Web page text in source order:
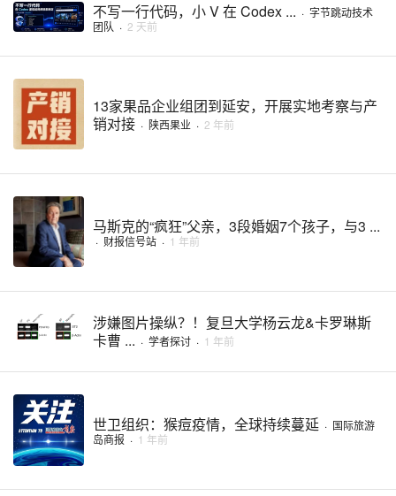
不写一行代码，小 V 在 Codex ... · 字节跳动技术
团队 · 2 天前
13家果品企业组团到延安，开展实地考察与产
销对接 · 陕西果业 · 2 年前
马斯克的“疯狂”父亲，3段婚姻7个孩子，与3 ...
· 财报信号站 · 1 年前
涉嫌图片操纵？！复旦大学杨云龙&卡罗琳斯
卡曹 ... · 学者探讨 · 1 年前
世卫组织：猴痘疫情，全球持续蔓延 · 国际旅游
岛商报 · 1 年前